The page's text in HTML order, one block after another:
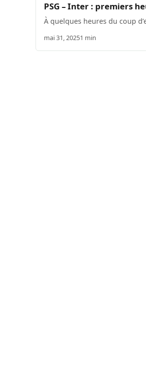
PSG – Inter : premiers
À quelques heures du coup
mai 31, 20251 min